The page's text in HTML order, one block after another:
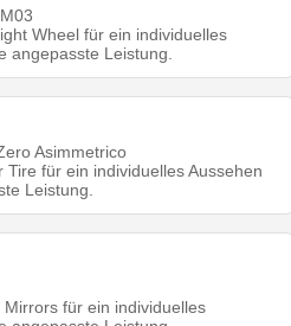
Wheel für ein individuelles
angepasste Leistung.
Asimmetrico
Tire für ein individuelles Aussehen
Leistung.
für ein individuelles